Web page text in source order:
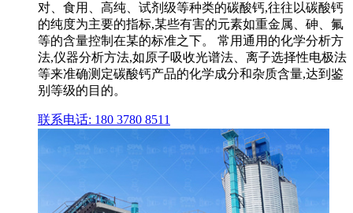
对、食用、高纯、试剂级等种类的碳酸钙,往往以碳酸钙
的纯度为主要的指标,某些有害的元素如重金属、砷、氟
等的含量控制在某的标准之下。 常用通用的化学分析方
法,仪器分析方法,如原子吸收光谱法、离子选择性电极法
等来准确测定碳酸钙产品的化学成分和杂质含量,达到鉴
别等级的目的。
联系电话: 180 3780 8511